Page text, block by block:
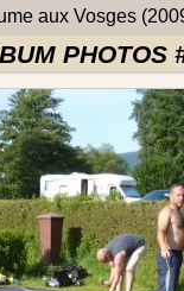
aux Vosges
PHOTOS